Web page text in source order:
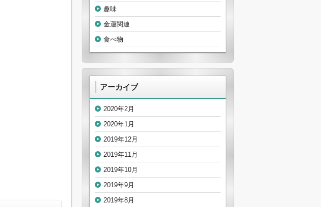
趣味
金運関連
食べ物
アーカイブ
2020年2月
2020年1月
2019年12月
2019年11月
2019年10月
2019年9月
2019年8月